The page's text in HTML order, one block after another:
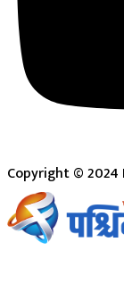
Copyright © 2024